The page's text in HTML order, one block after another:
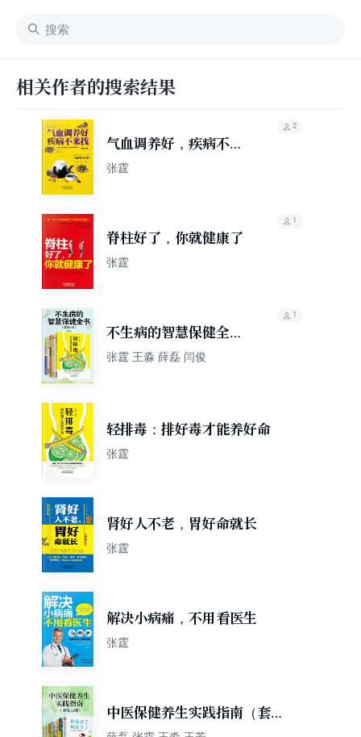
相关作者的搜索结果
气血调养好，疾病不来
找
张霆
2
脊柱好了，你就健康了
张霆
1
不生病的智慧保健全书
（套装5册）
张霆 王淼 薛磊 闫俊
1
轻排毒：排好毒才能养好命
张霆
肾好人不老，胃好命就长
张霆
解决小病痛，不用看医生
张霆
中医保健养生实践指南（套装
13册)